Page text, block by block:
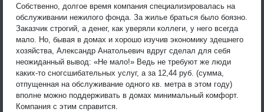
Собственно, долгое время компания специализировалась на
обслуживании нежилого фонда. За жилье браться было боязно.
Заказчик строгий, а денег, как уверяли коллеги, у него всегда
мало. Но, бывая в домах и хорошо изучив экономику здешнего
хозяйства, Александр Анатольевич вдруг сделал для себя
неожиданный вывод: «Не мало!» Ведь не требуют же люди
каких-то сногсшибательных услуг, а за 12,44 руб. (сумма,
отпущенная на обслуживание одного кв. метра в этом году)
вполне можно поддерживать в домах минимальный комфорт.
Компания с этим справится.